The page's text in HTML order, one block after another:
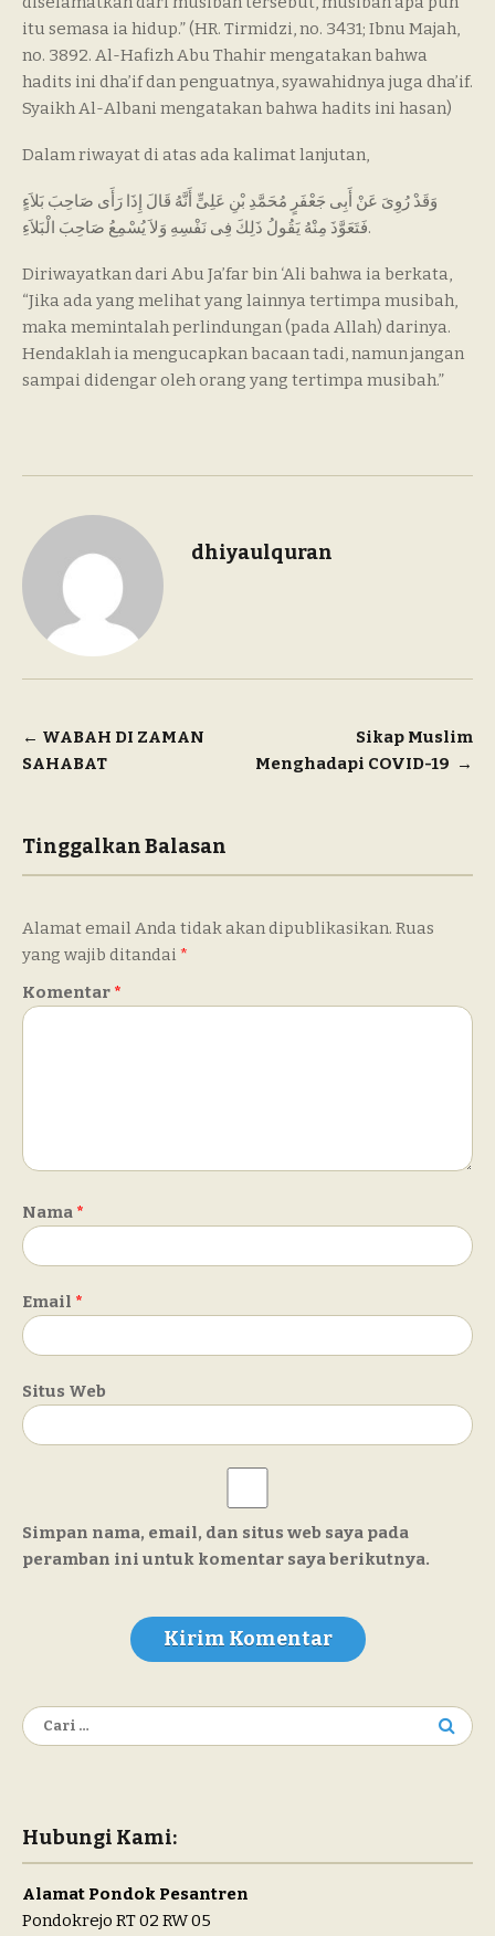
itu semasa ia hidup.” (HR. Tirmidzi, no. 3431; Ibnu Majah,
no. 3892. Al-Hafizh Abu Thahir mengatakan bahwa
hadits ini dha’if dan penguatnya, syawahidnya juga dha’if.
Syaikh Al-Albani mengatakan bahwa hadits ini hasan)
Dalam riwayat di atas ada kalimat lanjutan,
وَقَدْ رُوِىَ عَنْ أَبِى جَعْفَرٍ مُحَمَّدِ بْنِ عَلِىٍّ أَنَّهُ قَالَ إِذَا رَأَى صَاحِبَ بَلاَءٍ
فَتَعَوَّذَ مِنْهُ يَقُولُ ذَلِكَ فِى نَفْسِهِ وَلاَ يُسْمِعُ صَاحِبَ الْبَلاَءِ.
Diriwayatkan dari Abu Ja’far bin ‘Ali bahwa ia berkata,
“Jika ada yang melihat yang lainnya tertimpa musibah,
maka memintalah perlindungan (pada Allah) darinya.
Hendaklah ia mengucapkan bacaan tadi, namun jangan
sampai didengar oleh orang yang tertimpa musibah.”
dhiyaulquran
Navigasi
pos
← WABAH DI ZAMAN
SAHABAT
Sikap Muslim
Menghadapi COVID-19 →
Tinggalkan Balasan
Alamat email Anda tidak akan dipublikasikan. Ruas
yang wajib ditandai *
Komentar *
Nama *
Email *
Situs Web
Simpan nama, email, dan situs web saya pada
peramban ini untuk komentar saya berikutnya.
Cari
untuk:
Hubungi Kami:
Alamat Pondok Pesantren
Pondokrejo RT 02 RW 05